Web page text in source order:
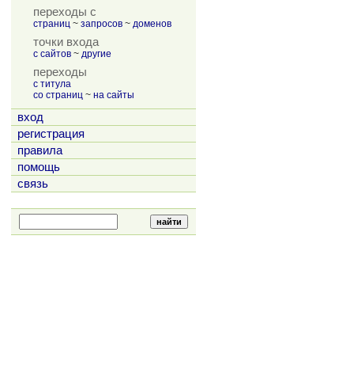
переходы с
страниц ~ запросов ~ доменов
точки входа
с сайтов ~ другие
переходы
с титула
со страниц ~ на сайты
вход
регистрация
правила
помощь
связь